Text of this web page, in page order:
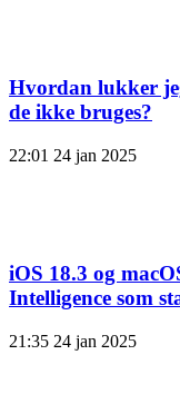
Hvordan lukker
de ikke bruges?
22:01 24 jan 2025
iOS 18.3 og
Intelligence som
21:35 24 jan 2025